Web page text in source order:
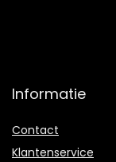
Informatie
Contact
Klantenservice